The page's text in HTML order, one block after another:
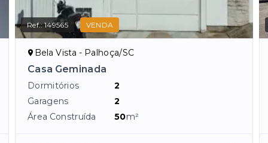
Ref.:149565 VENDA
Bela Vista - Palhoça/SC
Casa Geminada
Dormitórios
2
Garagens
2
Área Construída
50m²